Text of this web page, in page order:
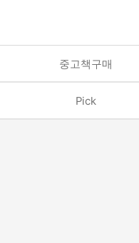
중고책구매
Pick